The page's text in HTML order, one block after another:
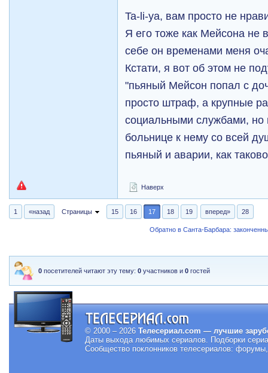
Ta-li-ya, вам просто не
Я его тоже как Мейсона не
себе он временами меня
Кстати, я вот об этом не
"пьяный Мейсон попал с
просто штраф, а крупные
социальными службами, но
больнице к нему со всей
пьяный и аварии, как
Наверх
1 «назад Страницы 15 16 17 18 19 вперед» 28
Обратно в Санта-Барбара:
0 посетителей читают эту тему:0 участников и0 гостей
© 2000 – 2026 Телесериал.com — лучшие
Даты выхода любимых сериалов. Подборки
Сообщество поклонников телесериалов: